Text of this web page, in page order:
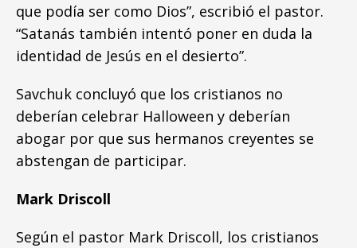
que podía ser como Dios”, escribió el pastor.
“Satanás también intentó poner en duda la
identidad de Jesús en el desierto”.
Savchuk concluyó que los cristianos no
deberían celebrar Halloween y deberían
abogar por que sus hermanos creyentes se
abstengan de participar.
Mark Driscoll
Según el pastor Mark Driscoll, los cristianos